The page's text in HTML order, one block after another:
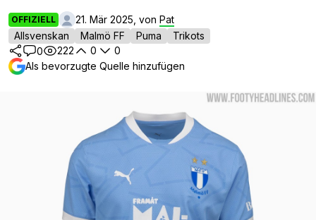
OFFIZIELL 21. Mär 2025, von Pat
Allsvenskan
Malmö FF Puma
Trikots
0
222 0
0
Als bevorzugte Quelle hinzufügen